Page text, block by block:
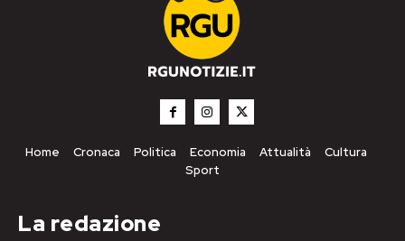
Home Cronaca Politica Economia Attualità
Cultura
Sport
La redazione